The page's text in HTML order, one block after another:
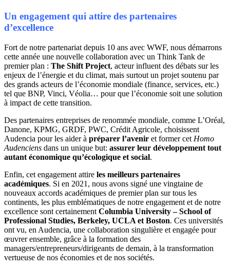
Un engagement qui attire des partenaires
d’excellence
Fort de notre partenariat depuis 10 ans avec WWF, nous démarrons
cette année une nouvelle collaboration avec un Think Tank de
premier plan : The Shift Project, acteur influent des débats sur les
enjeux de l’énergie et du climat, mais surtout un projet soutenu par
des grands acteurs de l’économie mondiale (finance, services, etc.)
tel que BNP, Vinci, Véolia… pour que l’économie soit une solution
à impact de cette transition.
Des partenaires entreprises de renommée mondiale, comme L’Oréal,
Danone, KPMG, GRDF, PWC, Crédit Agricole, choisissent
Audencia pour les aider à préparer l’avenir et former cet Homo
Audenciens dans un unique but: assurer leur développement tout
autant économique qu’écologique et social.
Enfin, cet engagement attire les meilleurs partenaires
académiques. Si en 2021, nous avons signé une vingtaine de
nouveaux accords académiques de premier plan sur tous les
continents, les plus emblématiques de notre engagement et de notre
excellence sont certainement Columbia University – School of
Professional Studies, Berkeley, UCLA et Boston. Ces universités
ont vu, en Audencia, une collaboration singulière et engagée pour
œuvrer ensemble, grâce à la formation des
managers/entrepreneurs/dirigeants de demain, à la transformation
vertueuse de nos économies et de nos sociétés.